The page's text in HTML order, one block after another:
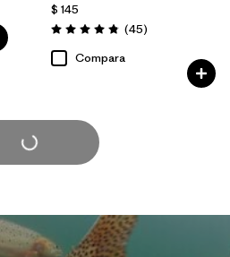
$ 145
Valoración: 4.9 / 5
(45Comentarios
)
Compara
Cargar Más